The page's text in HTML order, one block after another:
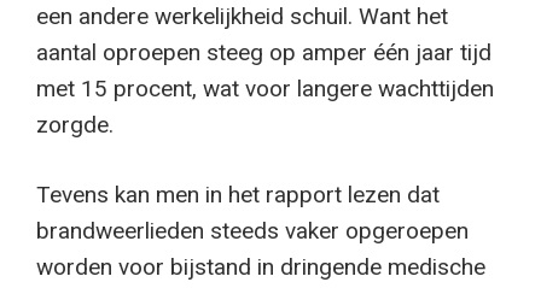
een andere werkelijkheid schuil. Want het
aantal oproepen steeg op amper één jaar tijd
met 15 procent, wat voor langere wachttijden
zorgde.
Tevens kan men in het rapport lezen dat
brandweerlieden steeds vaker opgeroepen
worden voor bijstand in dringende medische